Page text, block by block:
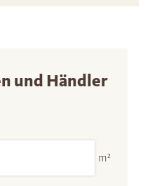
und Händler
m²